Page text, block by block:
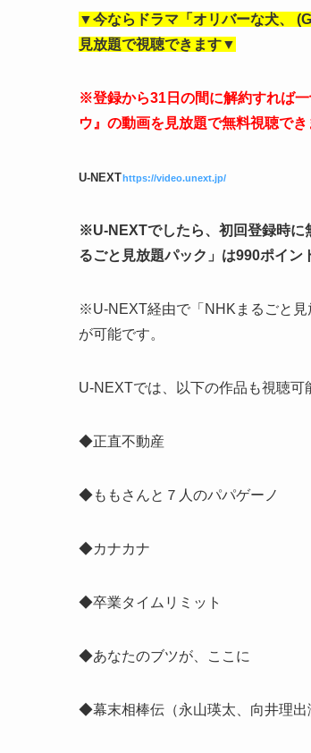
▼今ならドラマ「オリバーな犬、
見放題で視聴できます▼
※登録から31日の間に解約すれば
ウ』の動画を見放題で無料視聴でき
U-NEXThttps://video.unext.jp/
※U-NEXTでしたら、初回登録時に
るごと見放題パック」は990ポイン
※U-NEXT経由で「NHKまるごと見
が可能です。
U-NEXTでは、以下の作品も視聴可
◆正直不動産
◆ももさんと７人のパパゲーノ
◆カナカナ
◆卒業タイムリミット
◆あなたのブツが、ここに
◆幕末相棒伝（永山瑛太、向井理出